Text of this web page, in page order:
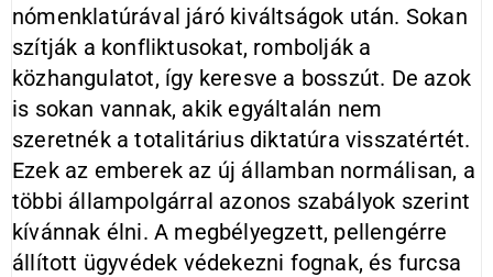
nómenklatúrával járó kiváltságok után. Sokan
szítják a konfliktusokat, rombolják a
közhangulatot, így keresve a bosszút. De azok
is sokan vannak, akik egyáltalán nem
szeretnék a totalitárius diktatúra visszatértét.
Ezek az emberek az új államban normálisan, a
többi állampolgárral azonos szabályok szerint
kívánnak élni. A megbélyegzett, pellengérre
állított ügyvédek védekezni fognak, és furcsa